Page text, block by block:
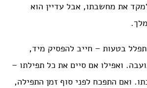
את מחשבתו, אבל עדיין הוא
בטעות – חייב להפסיק מיד,
ואפילו אם סיים את כל תפילתו –
ואם התפכח לפני סוף זמן התפילה,